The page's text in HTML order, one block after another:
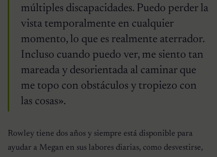
múltiples discapacidades. Puedo perder la
vista temporalmente en cualquier
momento, lo que es realmente aterrador.
Incluso cuando puedo ver, me siento tan
mareada y desorientada al caminar que
me topo con obstáculos y tropiezo con
las cosas».
Rowley tiene dos años y siempre está disponible para
ayudar a Megan en sus labores diarias, como desvestirse,